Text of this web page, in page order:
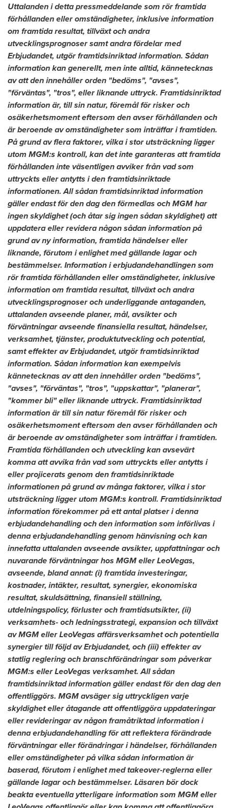
Uttalanden i detta pressmeddelande som rör framtida
förhållanden eller omständigheter, inklusive information
om framtida resultat, tillväxt och andra
utvecklingsprognoser samt andra fördelar med
Erbjudandet, utgör framtidsinriktad information. Sådan
information kan generellt, men inte alltid, kännetecknas
av att den innehåller orden "bedöms", "avses",
"förväntas", "tros", eller liknande uttryck. Framtidsinriktad
information är, till sin natur, föremål för risker och
osäkerhetsmoment eftersom den avser förhållanden och
är beroende av omständigheter som inträffar i framtiden.
På grund av flera faktorer, vilka i stor utsträckning ligger
utom MGM:s kontroll, kan det inte garanteras att framtida
förhållanden inte väsentligen avviker från vad som
uttryckts eller antytts i den framtidsinriktade
informationen. All sådan framtidsinriktad information
gäller endast för den dag den förmedlas och MGM har
ingen skyldighet (och åtar sig ingen sådan skyldighet) att
uppdatera eller revidera någon sådan information på
grund av ny information, framtida händelser eller
liknande, förutom i enlighet med gällande lagar och
bestämmelser. Information i erbjudandehandlingen som
rör framtida förhållanden eller omständigheter, inklusive
information om framtida resultat, tillväxt och andra
utvecklingsprognoser och underliggande antaganden,
uttalanden avseende planer, mål, avsikter och
förväntningar avseende finansiella resultat, händelser,
verksamhet, tjänster, produktutveckling och potential,
samt effekter av Erbjudandet, utgör framtidsinriktad
information. Sådan information kan exempelvis
kännetecknas av att den innehåller orden "bedöms",
"avses", "förväntas", "tros", "uppskattar", "planerar",
"kommer bli" eller liknande uttryck. Framtidsinriktad
information är till sin natur föremål för risker och
osäkerhetsmoment eftersom den avser förhållanden och
är beroende av omständigheter som inträffar i framtiden.
Framtida förhållanden och utveckling kan avsevärt
komma att avvika från vad som uttryckts eller antytts i
eller projicerats genom den framtidsinriktade
informationen på grund av många faktorer, vilka i stor
utsträckning ligger utom MGM:s kontroll. Framtidsinriktad
information förekommer på ett antal platser i denna
erbjudandehandling och den information som införlivas i
denna erbjudandehandling genom hänvisning och kan
innefatta uttalanden avseende avsikter, uppfattningar och
nuvarande förväntningar hos MGM eller LeoVegas,
avseende, bland annat: (i) framtida investeringar,
kostnader, intäkter, resultat, synergier, ekonomiska
resultat, skuldsättning, finansiell ställning,
utdelningspolicy, förluster och framtidsutsikter, (ii)
verksamhets- och ledningsstrategi, expansion och tillväxt
av MGM eller LeoVegas affärsverksamhet och potentiella
synergier till följd av Erbjudandet, och (iii) effekter av
statlig reglering och branschförändringar som påverkar
MGM:s eller LeoVegas verksamhet. All sådan
framtidsinriktad information gäller endast för den dag den
offentliggörs. MGM avsäger sig uttryckligen varje
skyldighet eller åtagande att offentliggöra uppdateringar
eller revideringar av någon framåtriktad information i
denna erbjudandehandling för att reflektera förändrade
förväntningar eller förändringar i händelser, förhållanden
eller omständigheter på vilka sådan information är
baserad, förutom i enlighet med takeover-reglerna eller
gällande lagar och bestämmelser. Läsaren bör dock
beakta eventuella ytterligare information som MGM eller